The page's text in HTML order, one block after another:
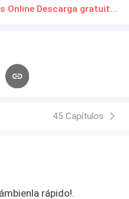
que los negocios LA NOVIA SUSTITUTA Novelas Online Descarga gratuita de PDF
45 Capítulos
rápido!.